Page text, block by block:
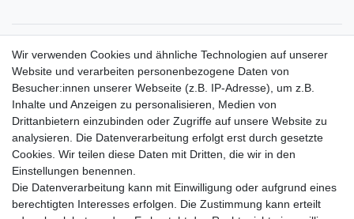
Rechtliche Informationen
Widerrufsrecht
Widerrufsformular
Datenschutzerklärung
AGB
Impressum
Wir verwenden Cookies und ähnliche Technologien auf unserer
Website und verarbeiten personenbezogene Daten von
Besucher:innen unserer Webseite (z.B. IP-Adresse), um z.B.
Inhalte und Anzeigen zu personalisieren, Medien von
Drittanbietern einzubinden oder Zugriffe auf unsere Website zu
analysieren. Die Datenverarbeitung erfolgt erst durch gesetzte
Cookies. Wir teilen diese Daten mit Dritten, die wir in den
Einstellungen benennen.
Die Datenverarbeitung kann mit Einwilligung oder aufgrund eines
berechtigten Interesses erfolgen. Die Zustimmung kann erteilt